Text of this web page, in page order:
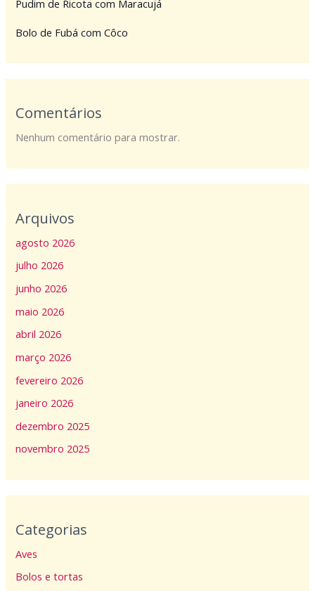
Pudim de Ricota com Maracujá
Bolo de Fubá com Côco
Comentários
Nenhum comentário para mostrar.
Arquivos
agosto 2026
julho 2026
junho 2026
maio 2026
abril 2026
março 2026
fevereiro 2026
janeiro 2026
dezembro 2025
novembro 2025
Categorias
Aves
Bolos e tortas